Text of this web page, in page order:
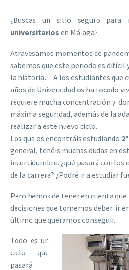
¿Buscas un sitio seguro para
universitarios en Málaga?
Atravesamos momentos de
sabemos que este periodo es
la historia… A los estudiantes que
años de Universidad os ha tocado
requiere mucha concentración y
máxima seguridad, además de la
realizar a este nuevo ciclo.
Los que os encontráis estudiando
general, tenéis muchas dudas en
incertidumbre: ¿qué pasará con los
de la carrera? ¿Podré ir a estudiar
Pero hemos de tener en cuenta
decisiones que tomemos deben ir
último que queramos conseguir.
Todo es un
ciclo que
pasará